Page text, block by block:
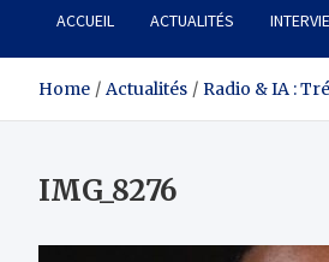
ACCUEIL ACTUALITÉS
Home Actualités Radio & IA :
IMG_8276